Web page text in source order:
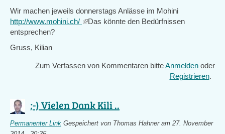
Wir machen jeweils donnerstags Anlässe im Mohini
http://www.mohini.ch/ (linkDas könnte den Bedürfnissen
entsprechen?
Gruss, Kilian
Zum Verfassen von Kommentaren bitteAnmelden oder
Registrieren.
;-) Vielen Dank Kili ..
Permanenter Link Gespeichert von Thomas Hahneram 27. November